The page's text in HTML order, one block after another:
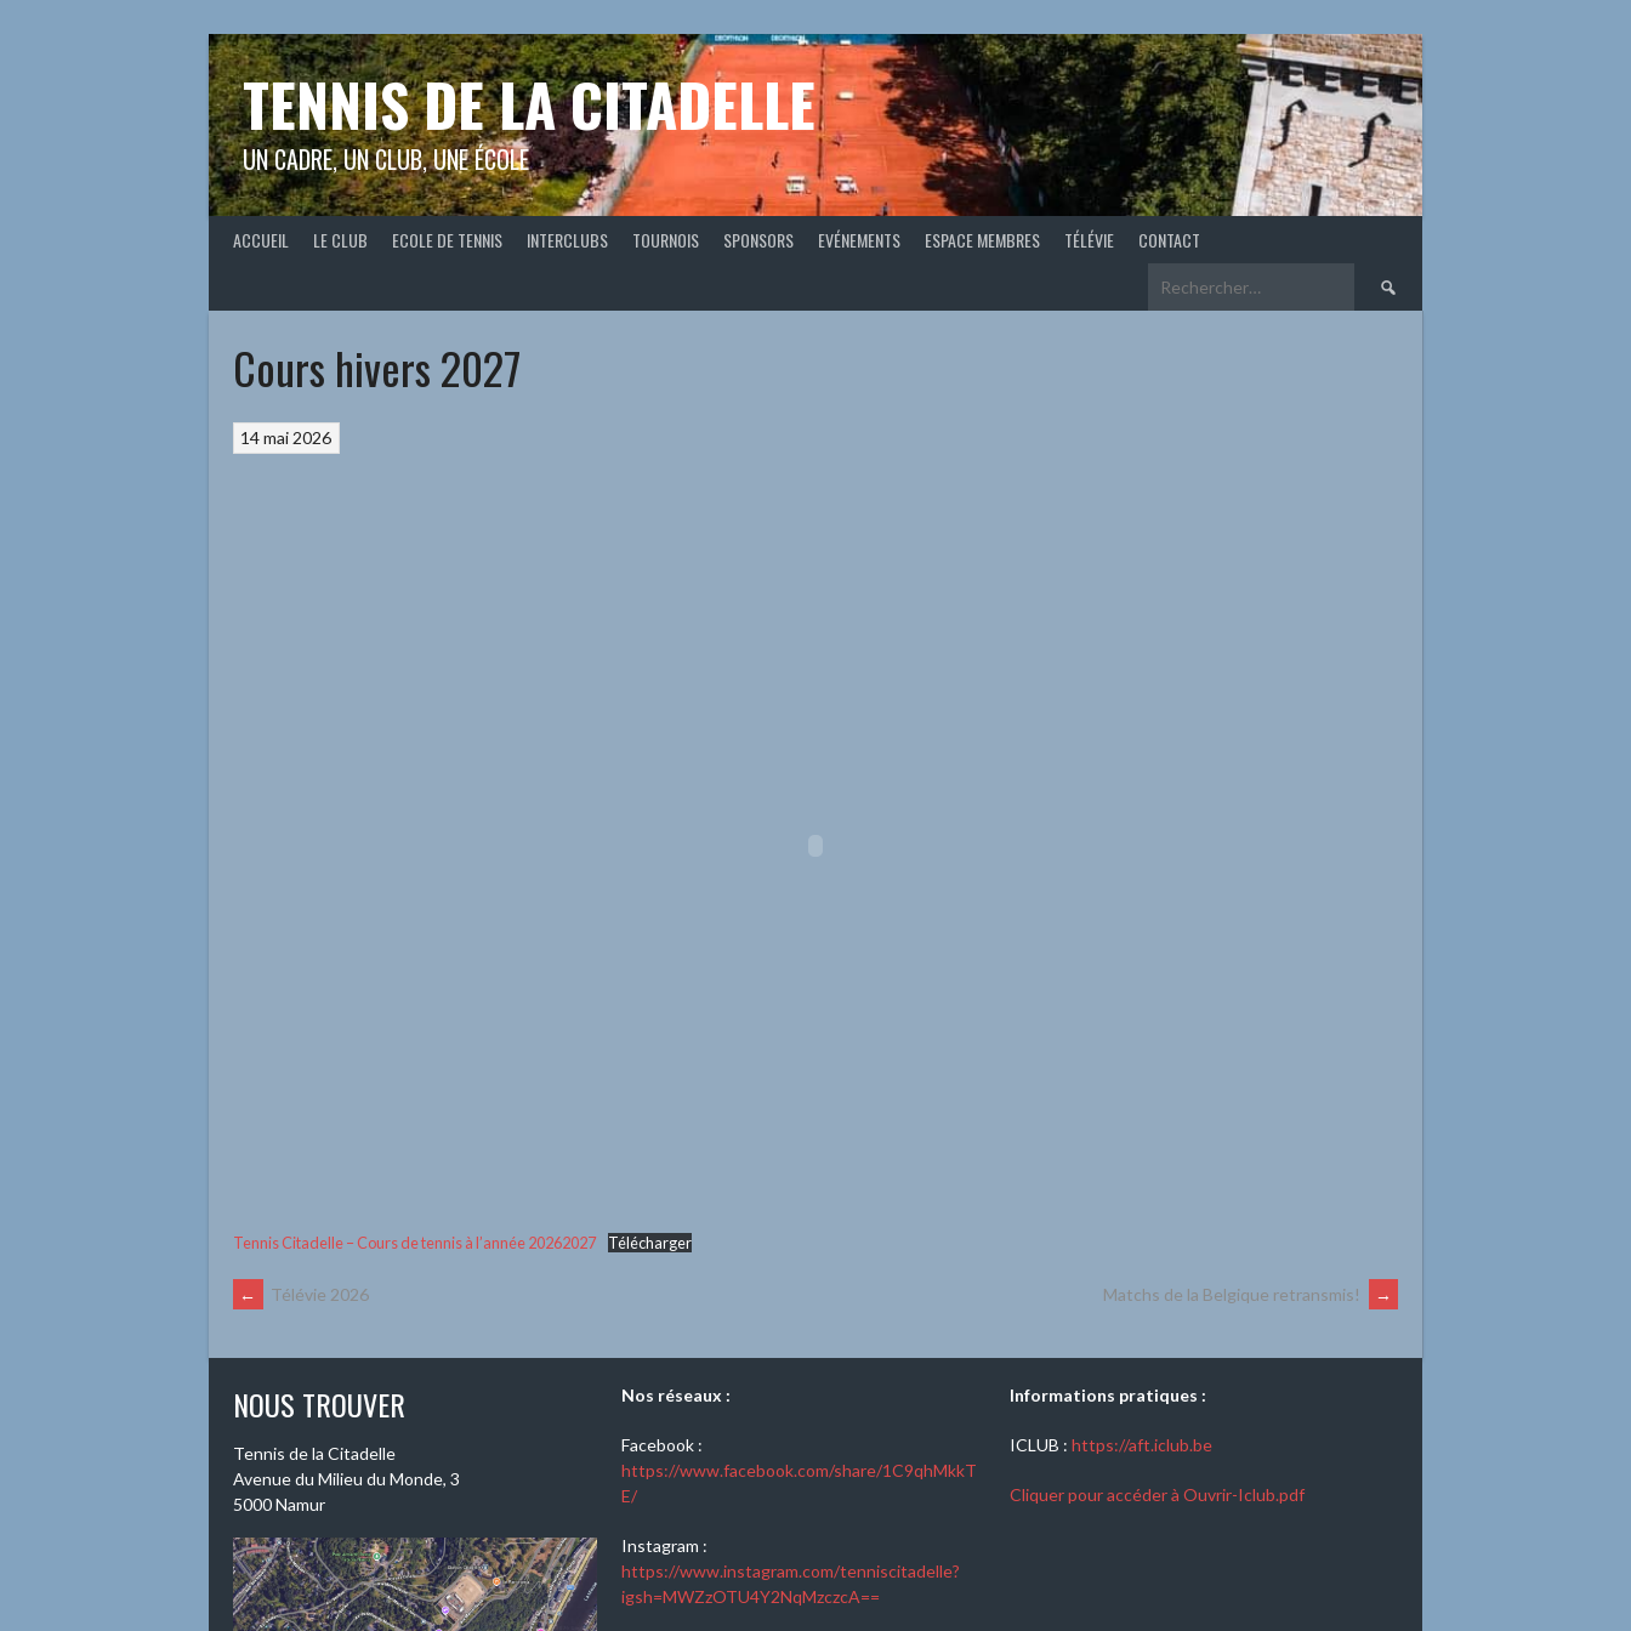
TENNIS DE LA CITADELLE
UN CADRE, UN CLUB, UNE ÉCOLE
ACCUEIL LE CLUB ECOLE DE TENNIS INTERCLUBS TOURNOIS SPONSORS EVÉNEMENTS ESPACE MEMBRES TÉLÉVIE CONTACT
Rechercher :
Cours hivers 2027
14 mai 2026
Tennis Citadelle – Cours de tennis à l’année 20262027 Télécharger
NAVIGATION
DES
ARTICLES
← Télévie 2026 Matchs de la Belgique retransmis! →
NOUS TROUVER
Tennis de la Citadelle
Avenue du Milieu du Monde, 3
5000 Namur
Nos réseaux :
Facebook :
https://www.facebook.com/share/1C9qhMkkT
E/
Instagram :
https://www.instagram.com/tenniscitadelle?
igsh=MWZzOTU4Y2NqMzczcA==
Informations pratiques :
ICLUB : https://aft.iclub.be
Cliquer pour accéder à Ouvrir-Iclub.pdf